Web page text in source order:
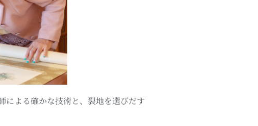
による確かな技術と、裂地を選びだす